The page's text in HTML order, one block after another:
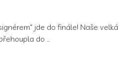
jde do finále! Naše velká
do ...